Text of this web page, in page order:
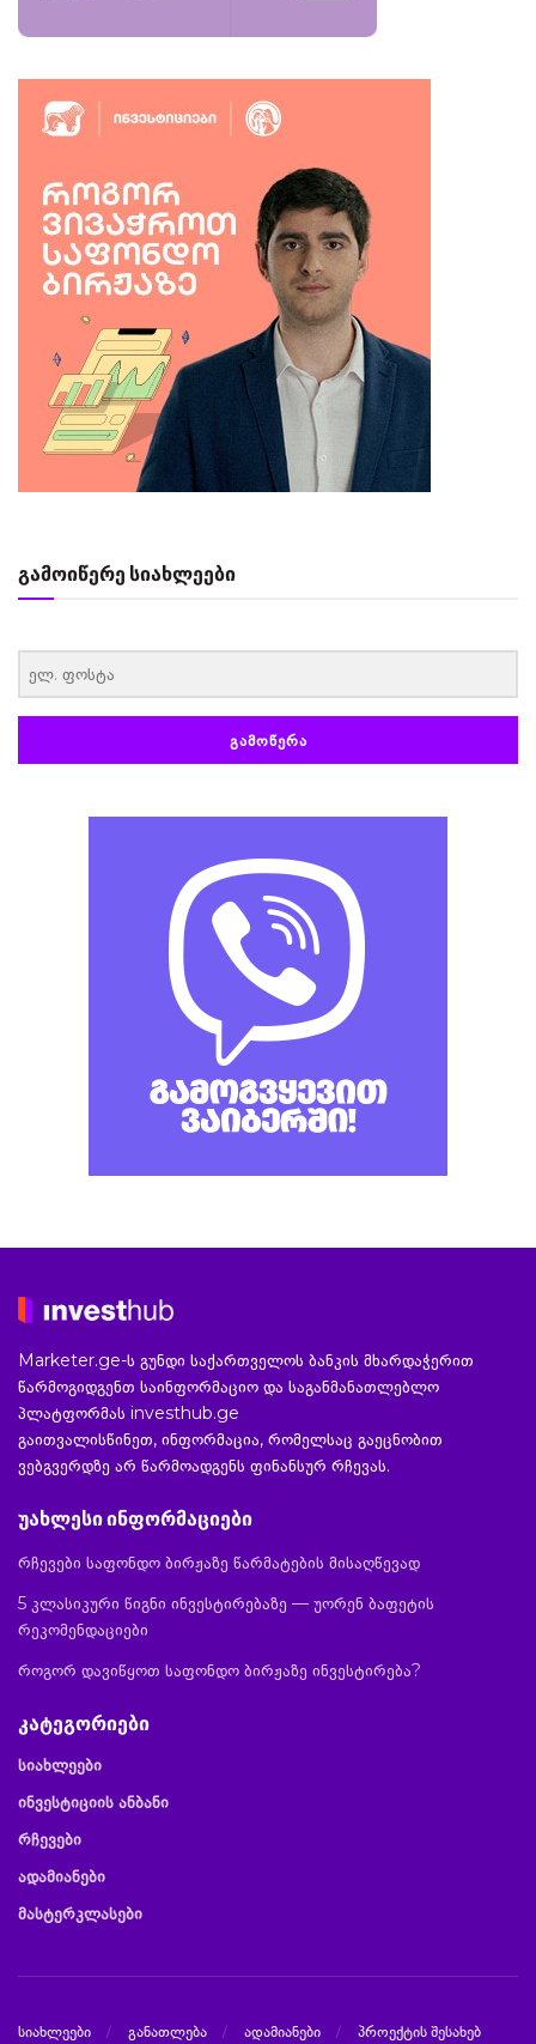
გამოიწერე სიახლეები
ᲒᲐᲛᲝᲬᲔᲠᲐ
Marketer.ge-ს გუნდი საქართველოს ბანკის მხარდაჭერით
წარმოგიდგენთ საინფორმაციო და საგანმანათლებლო
პლატფორმას investhub.ge
გაითვალისწინეთ, ინფორმაცია, რომელსაც გაეცნობით
ვებგვერდზე არ წარმოადგენს ფინანსურ რჩევას.
უახლესი ინფორმაციები
რჩევები საფონდო ბირჟაზე წარმატების მისაღწევად
5 კლასიკური წიგნი ინვესტირებაზე — უორენ ბაფეტის
რეკომენდაციები
როგორ დავიწყოთ საფონდო ბირჟაზე ინვესტირება?
კატეგორიები
სიახლეები
ინვესტიციის ანბანი
რჩევები
ადამიანები
მასტერკლასები
სიახლეები განათლება ადამიანები პროექტის შესახებ